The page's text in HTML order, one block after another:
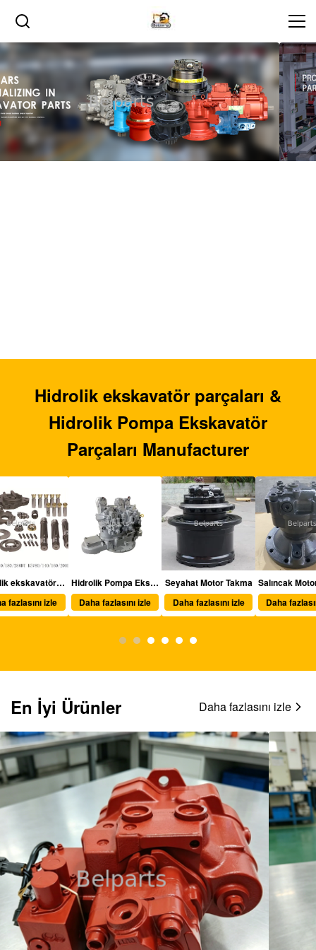
Hidrolik ekskavatör parçaları &
Hidrolik Pompa Ekskavatör
Parçaları Manufacturer
parçaları
Hidrolik Pompa Ekskavatör Parçaları
Daha fazlasını izle
Seyahat Motor Takma
Daha fazlasını izle
Salıncak Motor Takma
Daha fazlasını izle
En İyi Ürünler Daha fazlasını izle